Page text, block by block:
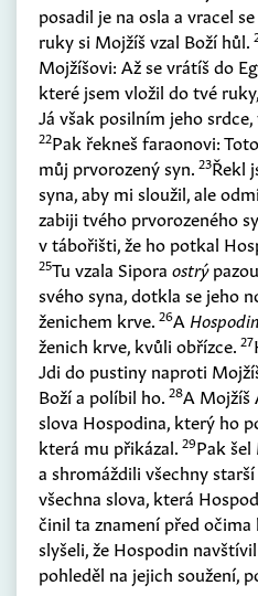
posadil je na osla a vracel
ruky si Mojžíš vzal Boží hůl.
Mojžíšovi: Až se vrátíš do
které jsem vložil do tvé
Já však posilním jeho
22Pak řekneš faraonovi:
můj prvorozený syn. 23Řekl
syna, aby mi sloužil, ale
zabiji tvého prvorozeného
v tábořišti, že ho potkal
25Tu vzala Sipora ostrý
svého syna, dotkla se jeho
ženichem krve. 26A Hospodin
ženich krve, kvůli obřízce. 27
Jdi do pustiny naproti
Boží a políbil ho. 28A Mojžíš
slova Hospodina, který ho
která mu přikázal. 29Pak
a shromáždili všechny
všechna slova, která
činil ta znamení před očima
slyšeli, že Hospodin
pohleděl na jejich soužení,